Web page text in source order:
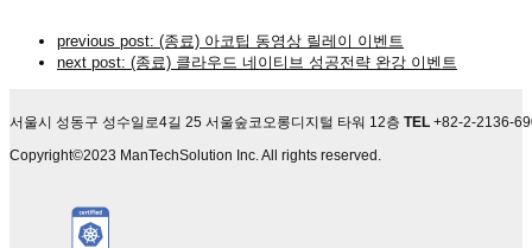
previous post: (종료) 아코팁 동영상 릴레이 이벤트
next post: (종료) 클라우드 네이티브 성공전략 완강 이벤트
서울시 성동구 성수일로4길 25 서울숲코오롱디지털 타워 12층 TEL +82-2-2136-
Copyright©2023 ManTechSolution Inc. All rights reserved.